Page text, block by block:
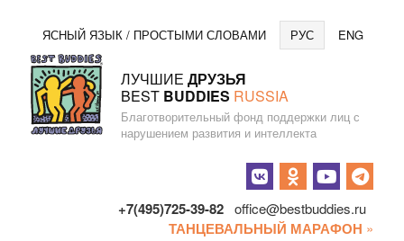
Перейти
к
содержанию
ЯСНЫЙ ЯЗЫК / ПРОСТЫМИ СЛОВАМИ РУС ENG
ЛУЧШИЕ ДРУЗЬЯ
BEST BUDDIES RUSSIA
Благотворительный фонд поддержки лиц с
нарушением развития и интеллекта
+7(495)725-39-82 office@bestbuddies.ru
ТАНЦЕВАЛЬНЫЙ МАРАФОН »